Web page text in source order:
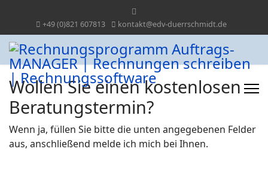
+49 (0)821 607813 kontakt@edv-duerrschmidt.de
Wollen Sie einen kostenlosen
Beratungstermin?
Wenn ja, füllen Sie bitte die unten angegebenen Felder
aus, anschließend melde ich mich bei Ihnen.